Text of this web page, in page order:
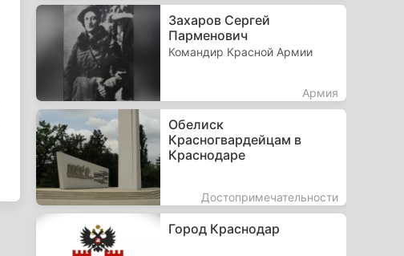
Захаров Сергей
Парменович
Командир Красной Армии
Армия
Обелиск
Красногвардейцам в
Краснодаре
Достопримечательности
Город Краснодар